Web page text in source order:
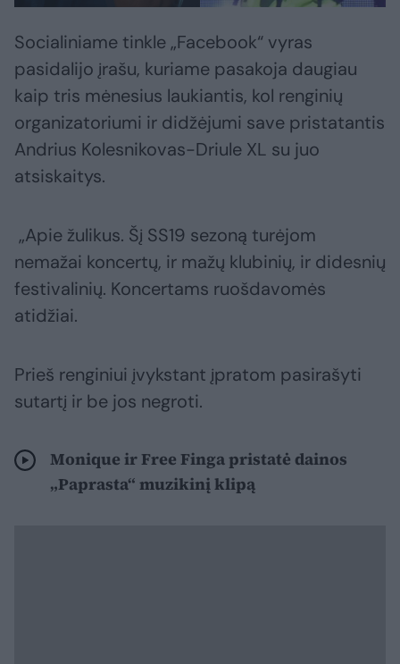
Socialiniame tinkle „Facebook“ vyras
pasidalijo įrašu, kuriame pasakoja daugiau
kaip tris mėnesius laukiantis, kol renginių
organizatoriumi ir didžėjumi save pristatantis
Andrius Kolesnikovas-Driule XL su juo
atsiskaitys.
„Apie žulikus. Šį SS19 sezoną turėjom
nemažai koncertų, ir mažų klubinių, ir didesnių
festivalinių. Koncertams ruošdavomės
atidžiai.
Prieš renginiui įvykstant įpratom pasirašyti
sutartį ir be jos negroti.
Monique ir Free Finga pristatė dainos
„Paprasta“ muzikinį klipą